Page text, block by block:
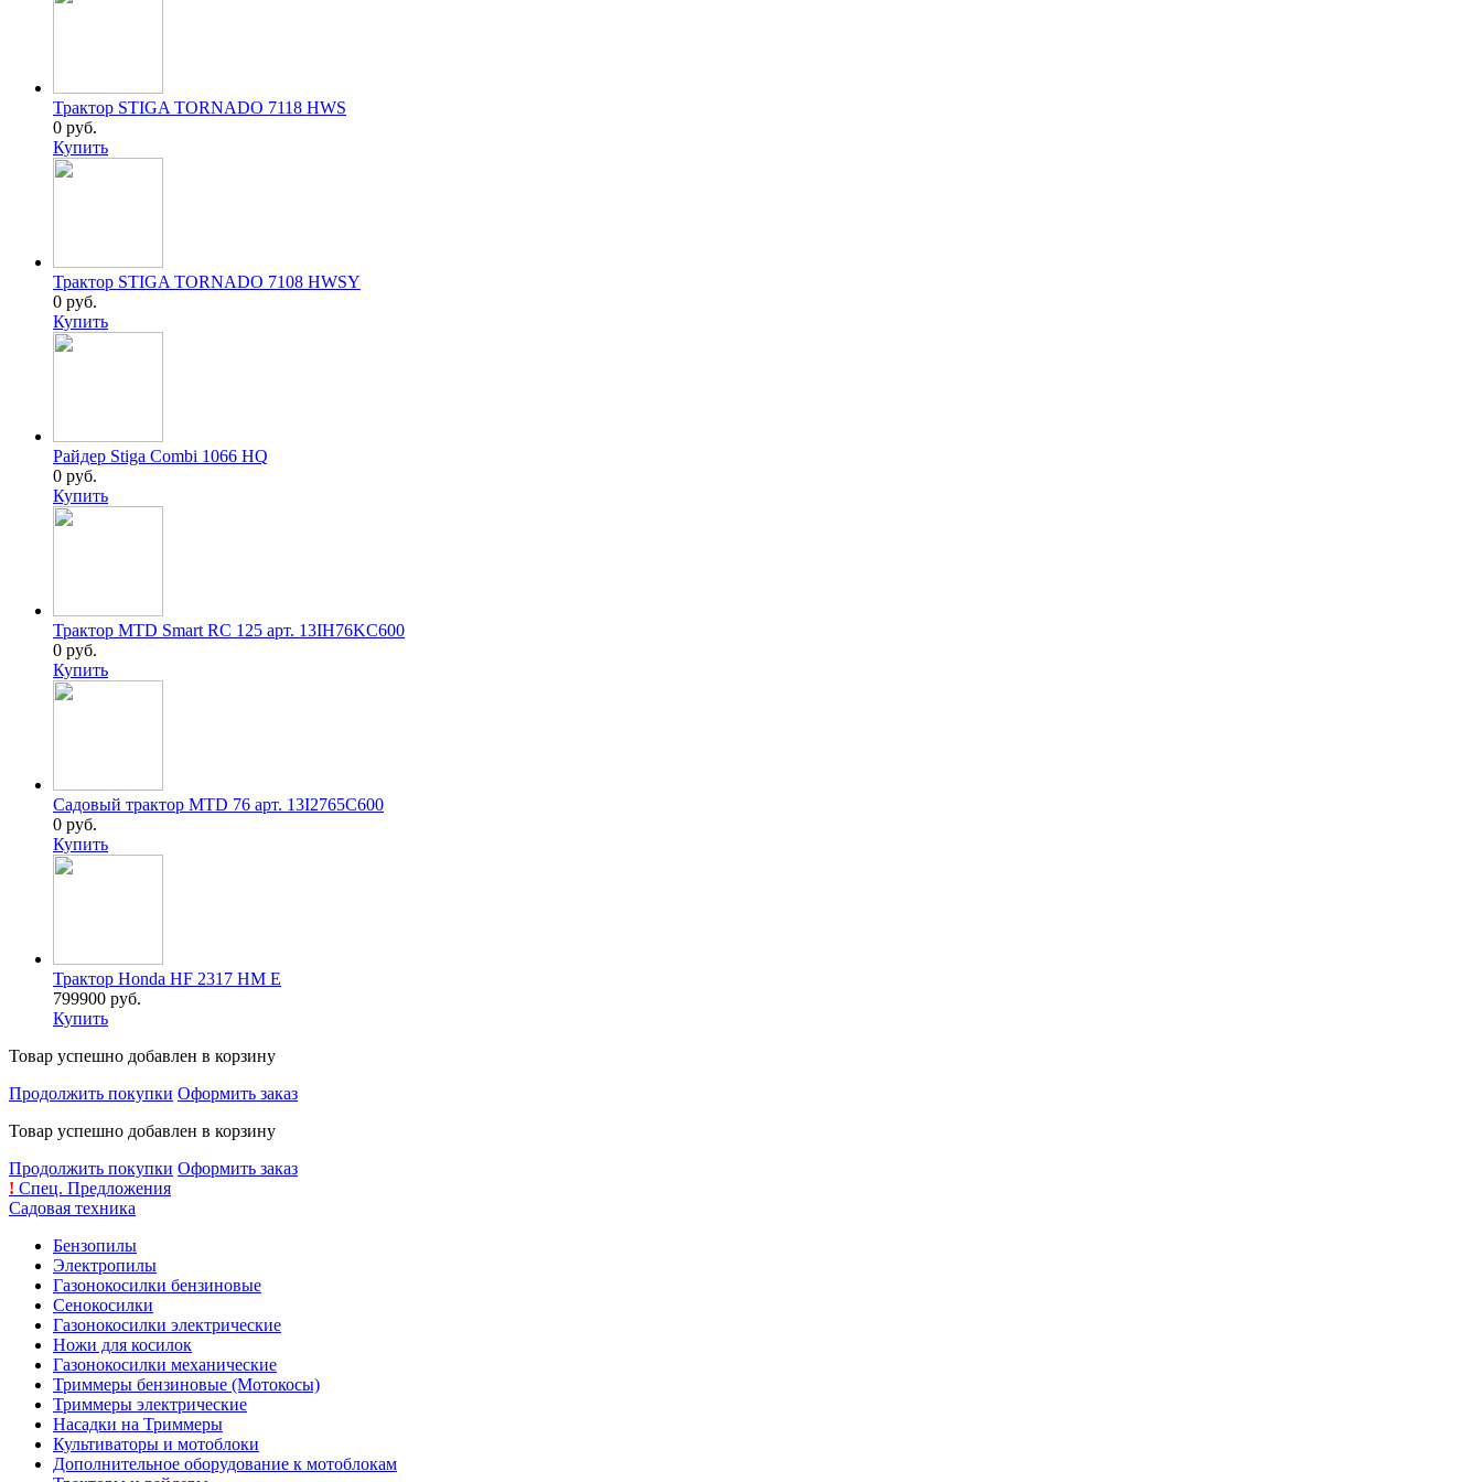
Трактор STIGA TORNADO 7118 HWS
0 руб.
Купить
Трактор STIGA TORNADO 7108 HWSY
0 руб.
Купить
Райдер Stiga Combi 1066 HQ
0 руб.
Купить
Трактор MTD Smart RC 125 арт. 13IH76KC600
0 руб.
Купить
Садовый трактор MTD 76 арт. 13I2765C600
0 руб.
Купить
Трактор Honda HF 2317 HM E
799900 руб.
Купить
Товар успешно добавлен в корзину
Продолжить покупки Оформить заказ
Товар успешно добавлен в корзину
Продолжить покупки Оформить заказ
! Спец. Предложения
Садовая техника
Бензопилы
Электропилы
Газонокосилки бензиновые
Сенокосилки
Газонокосилки электрические
Ножи для косилок
Газонокосилки механические
Триммеры бензиновые (Мотокосы)
Триммеры электрические
Насадки на Триммеры
Культиваторы и мотоблоки
Дополнительное оборудование к мотоблокам